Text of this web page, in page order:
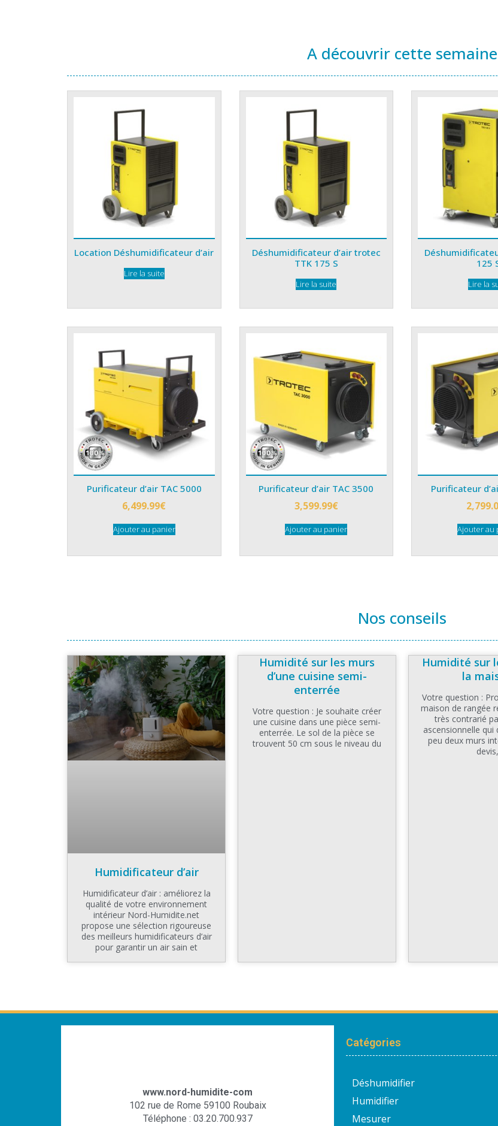
A découvrir cette semaine
Location Déshumidificateur d’air
Lire la suite
Déshumidificateur d’air trotec
TTK 175 S
Lire la suite
125
Lire la
Purificateur d’air TAC 5000
6,499.99€
Ajouter au panier
Purificateur d’air TAC 3500
3,599.99€
Ajouter au panier
Purificateur
Ajouter au
Nos conseils
Humidificateur d’air
Humidificateur d’air : améliorez la
qualité de votre environnement
intérieur Nord-Humidite.net
propose une sélection rigoureuse
des meilleurs humidificateurs d’air
pour garantir un air sain et
Humidité sur les murs
d’une cuisine semi-
enterrée
Votre question : Je souhaite créer
une cuisine dans une pièce semi-
enterrée. Le sol de la pièce se
trouvent 50 cm sous le niveau du
Humidité sur
la
Votre question :
maison de rangée
très contrarié
ascensionnelle qui
peu deux murs
devis,
www.nord-humidite-com
102 rue de Rome 59100 Roubaix
Téléphone : 03.20.700.937
Catégories
Déshumidifier
Humidifier
Mesurer